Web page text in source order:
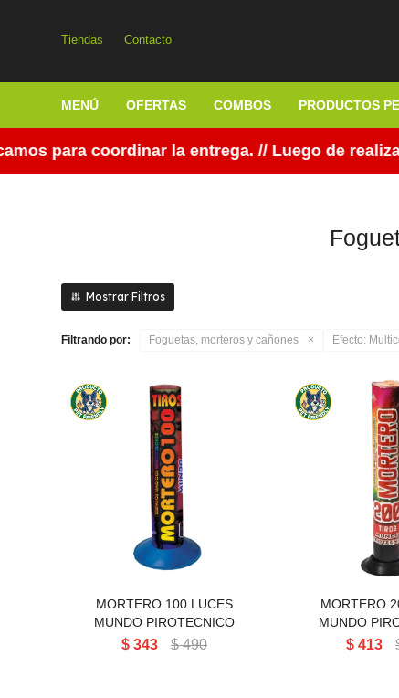
MENÚ OFERTAS COMBOS PRODUCTOS
Tiendas Contacto
para coordinar la entrega. // Luego de
Filtrando por: Foguetas, morteros y cañones Efecto:
MORTERO 100 LUCES
MUNDO PIROTECNICO
MORTERO 100 LUCES
MUNDO PIROTECNICO
$ 343 $ 490
MORTERO
MUNDO
MORTERO
MUNDO
$ 413